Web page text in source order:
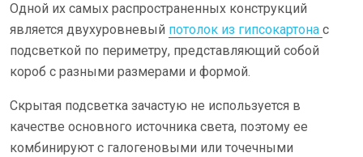
Одной их самых распространенных конструкций
является двухуровневый потолок из гипсокартона с
подсветкой по периметру, представляющий собой
короб с разными размерами и формой.
Скрытая подсветка зачастую не используется в
качестве основного источника света, поэтому ее
комбинируют с галогеновыми или точечными